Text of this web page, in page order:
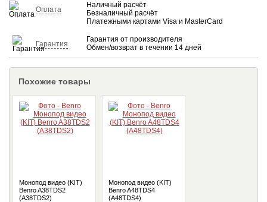
Оплата
Наличный расчёт
Безналичный расчёт
Платежными картами Visa и MasterCard
Гарантия
Гарантия от производителя
Обмен/возврат в течении 14 дней
Похожие товары
Монопод видео (KIT)
Benro A38TDS2
(A38TDS2)
Монопод видео (KIT)
Benro A48TDS4
(A48TDS4)